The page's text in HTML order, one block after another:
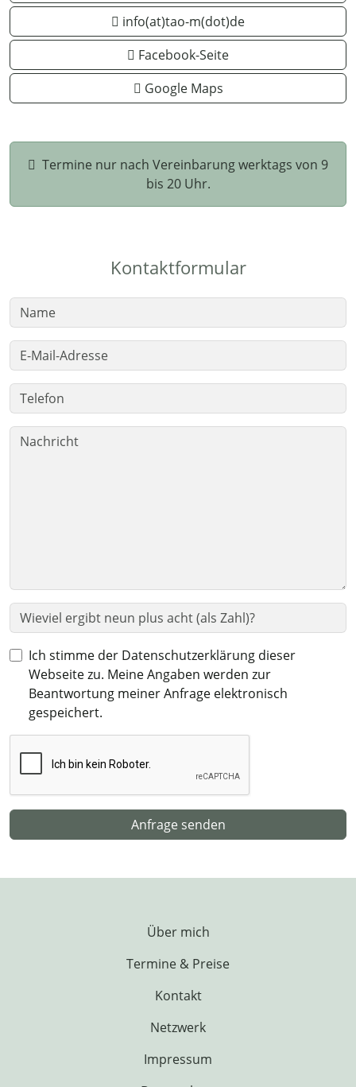
info(at)tao-m(dot)de
Facebook-Seite
Google Maps
Termine nur nach Vereinbarung werktags von 9
bis 20 Uhr.
Kontaktformular
Ich stimme der Datenschutzerklärung dieser
Webseite zu. Meine Angaben werden zur
Beantwortung meiner Anfrage elektronisch
gespeichert.
Anfrage senden
Über mich
Termine & Preise
Kontakt
Netzwerk
Impressum